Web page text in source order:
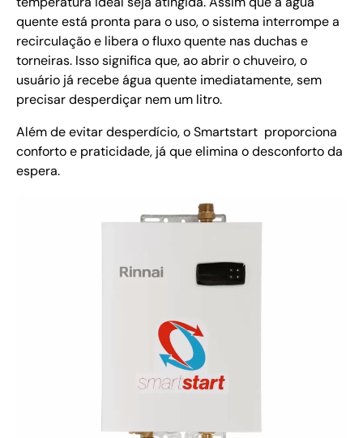
quente está pronta para o uso, o sistema interrompe a
recirculação e libera o fluxo quente nas duchas e
torneiras. Isso significa que, ao abrir o chuveiro, o
usuário já recebe água quente imediatamente, sem
precisar desperdiçar nem um litro.
Além de evitar desperdício, o Smartstart proporciona
conforto e praticidade, já que elimina o desconforto da
espera.